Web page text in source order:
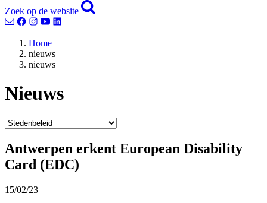
Zoek op de website
Home
nieuws
nieuws
Nieuws
Antwerpen erkent European Disability
Card (EDC)
15/02/23